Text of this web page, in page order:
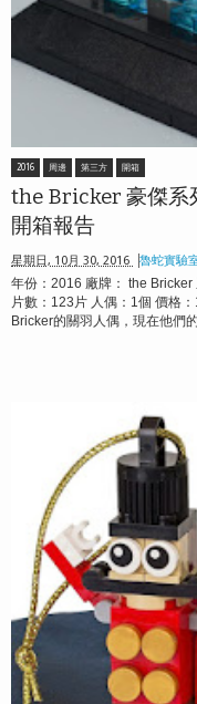
2016 周邊 第三方 開箱
the Bricker 豪傑系
開箱報告
星期日, 10月 30, 2016 魯蛇實驗
年份：2016 廠牌： the
片數：123片 人偶：1個 價格
Bricker的關羽人偶，現在他們